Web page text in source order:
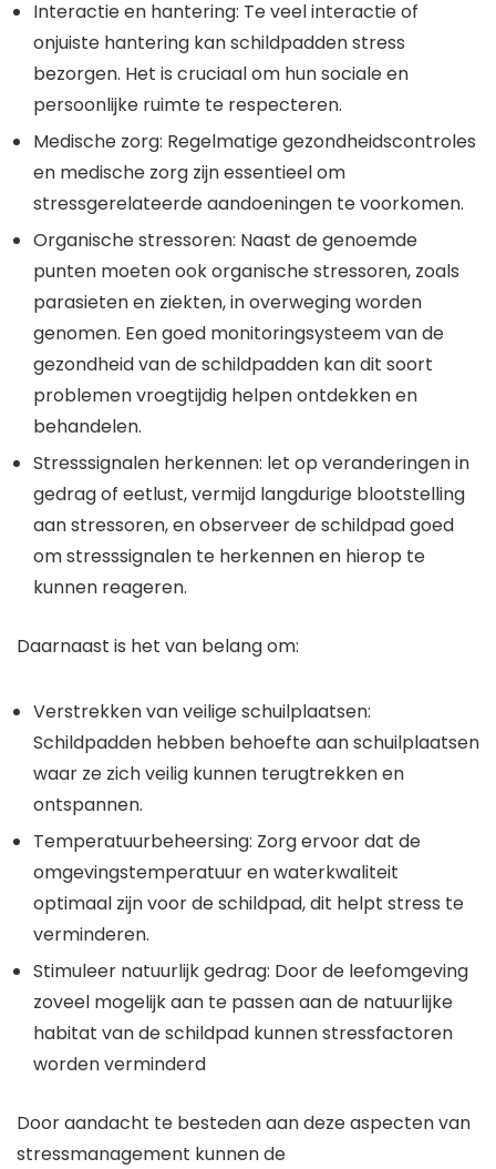
Interactie en hantering: Te veel interactie of
onjuiste hantering kan schildpadden stress
bezorgen. Het is cruciaal om hun sociale en
persoonlijke ruimte te respecteren.
Medische zorg: Regelmatige gezondheidscontroles
en medische zorg zijn essentieel om
stressgerelateerde aandoeningen te voorkomen.
Organische stressoren: Naast de genoemde
punten moeten ook organische stressoren, zoals
parasieten en ziekten, in overweging worden
genomen. Een goed monitoringsysteem van de
gezondheid van de schildpadden kan dit soort
problemen vroegtijdig helpen ontdekken en
behandelen.
Stresssignalen herkennen: let op veranderingen in
gedrag of eetlust, vermijd langdurige blootstelling
aan stressoren, en observeer de schildpad goed
om stresssignalen te herkennen en hierop te
kunnen reageren.
Daarnaast is het van belang om:
Verstrekken van veilige schuilplaatsen:
Schildpadden hebben behoefte aan schuilplaatsen
waar ze zich veilig kunnen terugtrekken en
ontspannen.
Temperatuurbeheersing: Zorg ervoor dat de
omgevingstemperatuur en waterkwaliteit
optimaal zijn voor de schildpad, dit helpt stress te
verminderen.
Stimuleer natuurlijk gedrag: Door de leefomgeving
zoveel mogelijk aan te passen aan de natuurlijke
habitat van de schildpad kunnen stressfactoren
worden verminderd
Door aandacht te besteden aan deze aspecten van
stressmanagement kunnen de